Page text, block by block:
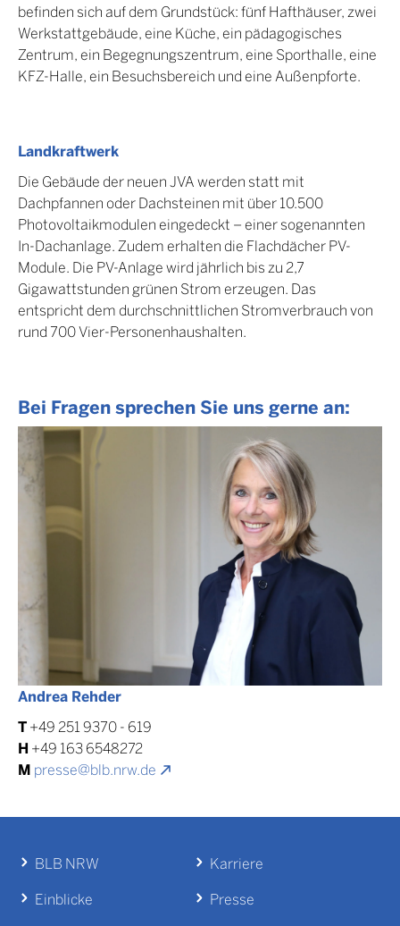
befinden sich auf dem Grundstück: fünf Hafthäuser, zwei
Werkstattgebäude, eine Küche, ein pädagogisches
Zentrum, ein Begegnungszentrum, eine Sporthalle, eine
KFZ-Halle, ein Besuchsbereich und eine Außenpforte.
Landkraftwerk
Die Gebäude der neuen JVA werden statt mit
Dachpfannen oder Dachsteinen mit über 10.500
Photovoltaikmodulen eingedeckt – einer sogenannten
In-Dachanlage. Zudem erhalten die Flachdächer PV-
Module. Die PV-Anlage wird jährlich bis zu 2,7
Gigawattstunden grünen Strom erzeugen. Das
entspricht dem durchschnittlichen Stromverbrauch von
rund 700 Vier-Personenhaushalten.
Bei Fragen sprechen Sie uns gerne an:
Andrea Rehder
T+49 251 9370 - 619
H +49 163 6548272
M presse@blb.nrw.de
BLB NRW
Einblicke
Karriere
Presse